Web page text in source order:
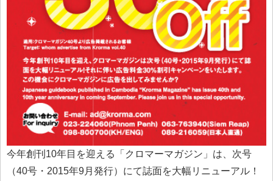
今年創刊10年目を迎える「クロマーマガジン」は、次号
（40号・2015年9月発行）にて誌面を大幅リニューアル！